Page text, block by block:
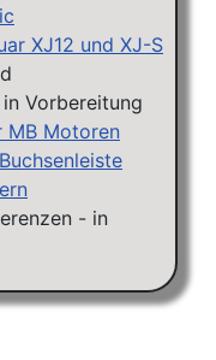
XJ12 und XJ-S
Vorbereitung
MB Motoren
- in